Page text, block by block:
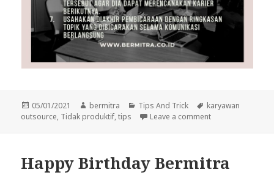
Posted
on
05/01/2021 Author
bermitra Categories
Tips And Trick Tags
karyawan
outsource, Tidak produktif,tips Leave a commenton Tips
Happy Birthday Bermitra